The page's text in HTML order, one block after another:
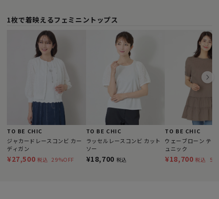
1枚で着映えるフェミニントップス
TO BE CHIC
ジャカードレースコンビ カー
ディガン
¥27,500 税込 29%OFF
TO BE CHIC
ラッセルレースコンビ カット
ソー
¥18,700 税込
TO BE CHIC
ウェーブローン ティ
ュニック
¥18,700 税込